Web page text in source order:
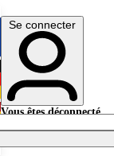
English
Deutsch
Se connecter
Vous êtes déconnecté.